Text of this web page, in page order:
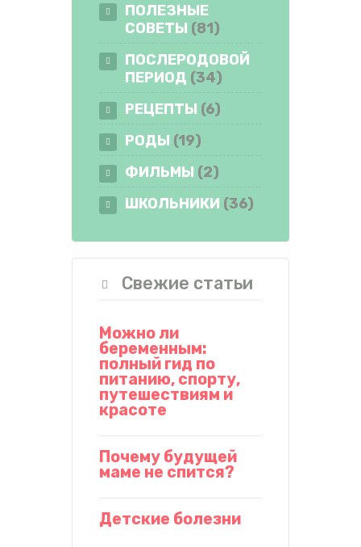
ПОЛЕЗНЫЕ
СОВЕТЫ (81)
ПОСЛЕРОДОВОЙ
ПЕРИОД (34)
РЕЦЕПТЫ (6)
РОДЫ (19)
ФИЛЬМЫ (2)
ШКОЛЬНИКИ (36)
Свежие статьи
Можно ли
беременным:
полный гид по
питанию, спорту,
путешествиям и
красоте
Почему будущей
маме не спится?
Детские болезни